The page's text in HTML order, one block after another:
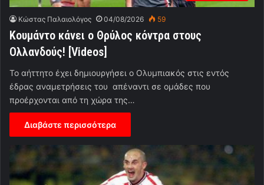
Κώστας Παλαιολόγος 04/08/2026 59
Κουμάντο κάνει ο Θρύλος κόντρα στους
Ολλανδούς! [Videos]
Το αήττητο έχει δημιουργήσει ο Ολυμπιακός στις εντός
έδρας αναμετρήσεις του απέναντι σε ομάδες που
προέρχονται από τη χώρα της…
Διαβάστε περισσότερα